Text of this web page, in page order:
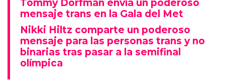
Tommy Dorfman envía un poderoso
mensaje trans en la Gala del Met
Nikki Hiltz comparte un poderoso
mensaje para las personas trans y no
binarias tras pasar a la semifinal
olímpica